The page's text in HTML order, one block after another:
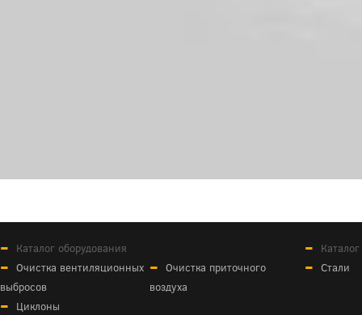
Каталог оборудования
Очистка вентиляционных
выбросов
Очистка приточного
воздуха
Циклоны
Стали